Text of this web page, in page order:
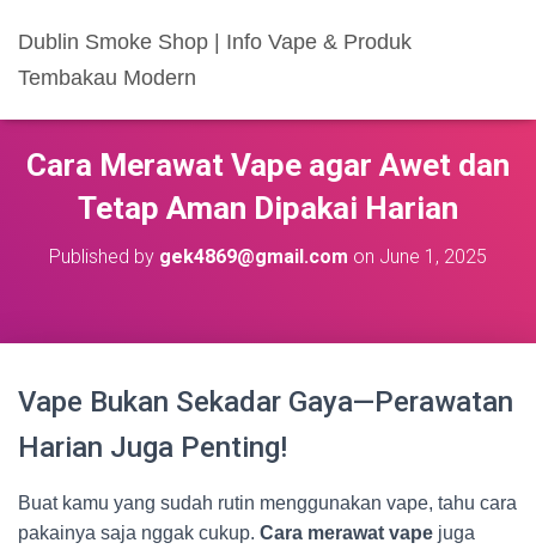
Dublin Smoke Shop | Info Vape & Produk
Tembakau Modern
Cara Merawat Vape agar Awet dan
Tetap Aman Dipakai Harian
Published by gek4869@gmail.com on June 1, 2025
Vape Bukan Sekadar Gaya—Perawatan
Harian Juga Penting!
Buat kamu yang sudah rutin menggunakan vape, tahu cara
pakainya saja nggak cukup. Cara merawat vape juga